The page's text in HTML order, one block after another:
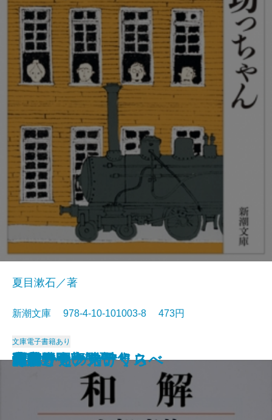
猟銃・闘牛
ヴェルレーヌ詩集
草枕
斜陽
高村光太郎詩集
歌行燈・高野聖
土
真実一路
老妓抄
坊っちゃん
夏目漱石／著
新潮文庫 978-4-10-101003-8 473円
文庫電子書籍あり
和解
ヰタ・セクスアリス
出家とその弟子
にごりえ・たけくらべ
武蔵野
白痴
青年
雁
それから
門